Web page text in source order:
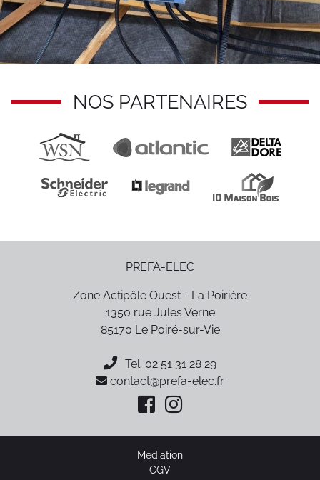
NOS PARTENAIRES
PREFA-ELEC
Zone Actipôle Ouest - La Poirière
1350 rue Jules Verne
85170 Le Poiré-sur-Vie
Tel. 02 51 31 28 29
contact@prefa-elec.fr
Médiation
CGV